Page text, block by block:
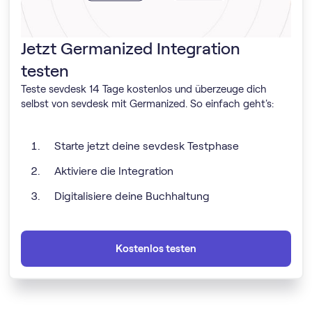
Jetzt Germanized Integration
testen
Teste sevdesk 14 Tage kostenlos und überzeuge dich
selbst von sevdesk mit Germanized. So einfach geht's:
Starte jetzt deine sevdesk Testphase
Aktiviere die Integration
Digitalisiere deine Buchhaltung
Kostenlos testen